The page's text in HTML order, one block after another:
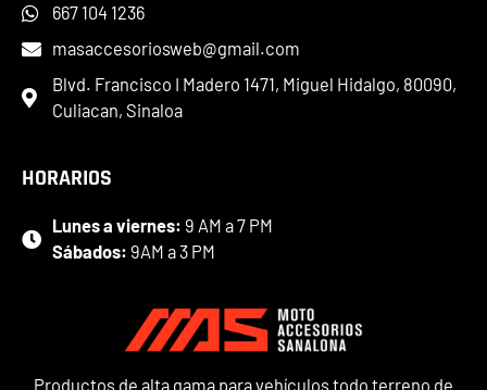
Productos de alta gama para vehículos todo terreno de
667 104 1236
masaccesoriosweb@gmail.com
Blvd. Francisco I Madero 1471, Miguel Hidalgo, 80090,
Culiacan, Sinaloa
HORARIOS
Lunes a viernes: 9 AM a 7 PM
Sábados: 9AM a 3 PM